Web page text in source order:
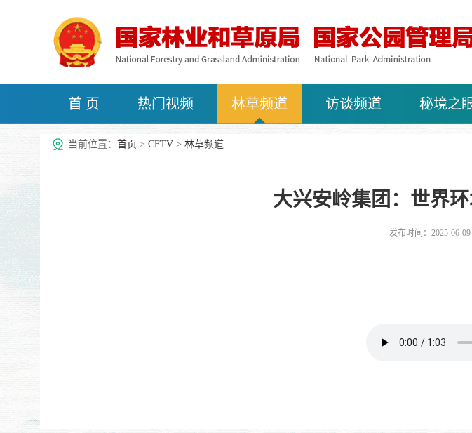
首 页 热门视频 林草频道 访谈频道 秘境之
治沙频道
当前位置： 首页 > CFTV > 林草频道
大兴安岭集团：世界
发布时间：2025-06-